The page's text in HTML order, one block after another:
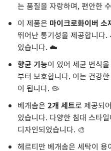
는 품질을 자랑하며, 편안한
이 제품은 마이크로화이버 소
뛰어난 통기성을 제공합니다
있습니다. ☁️
향균 기능이 있어 세균 번식
부터 보호합니다. 이는 건강
이 됩니다. 🦠
베개솜은 2개 세트로 제공되
있습니다. 다양한 침대 스타
디자인되었습니다. 🎨
헤르티만 베개솜은 세탁이 용